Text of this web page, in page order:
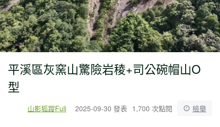
平溪區灰窯山驚險岩稜+司公碗帽山O
型
山影狐蹤Fuli 2025-09-30 發表 1,700 次點閱 檢舉